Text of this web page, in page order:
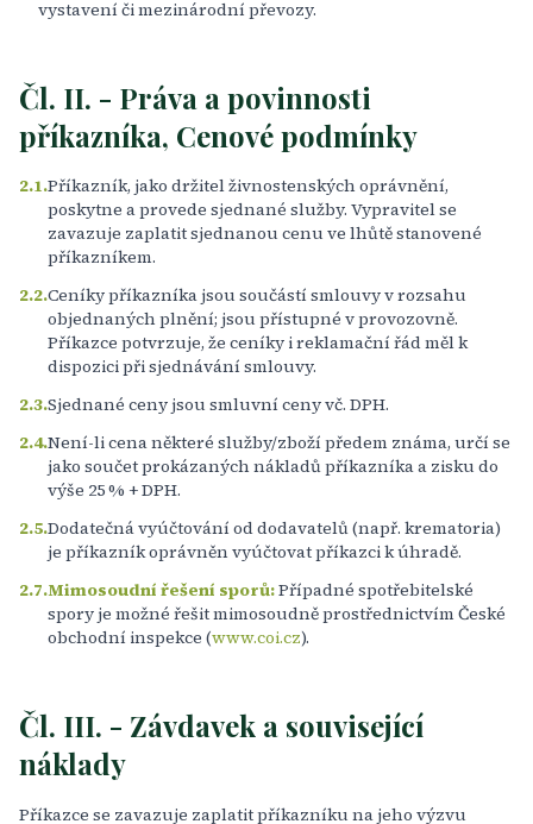
vystavení či mezinárodní převozy.
Čl. II. - Práva a povinnosti
příkazníka, Cenové podmínky
2.1.Příkazník, jako držitel živnostenských oprávnění,
poskytne a provede sjednané služby. Vypravitel se
zavazuje zaplatit sjednanou cenu ve lhůtě stanovené
příkazníkem.
2.2.Ceníky příkazníka jsou součástí smlouvy v rozsahu
objednaných plnění; jsou přístupné v provozovně.
Příkazce potvrzuje, že ceníky i reklamační řád měl k
dispozici při sjednávání smlouvy.
2.3.Sjednané ceny jsou smluvní ceny vč. DPH.
2.4.Není-li cena některé služby/zboží předem známa, určí se
jako součet prokázaných nákladů příkazníka a zisku do
výše 25 % + DPH.
2.5.Dodatečná vyúčtování od dodavatelů (např. krematoria)
je příkazník oprávněn vyúčtovat příkazci k úhradě.
2.7.Mimosoudní řešení sporů:Případné spotřebitelské
spory je možné řešit mimosoudně prostřednictvím České
obchodní inspekce (www.coi.cz).
Čl. III. - Závdavek a související
náklady
Příkazce se zavazuje zaplatit příkazníku na jeho výzvu